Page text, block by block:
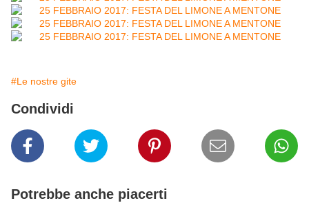
#Le nostre gite
Condividi
Potrebbe anche piacerti